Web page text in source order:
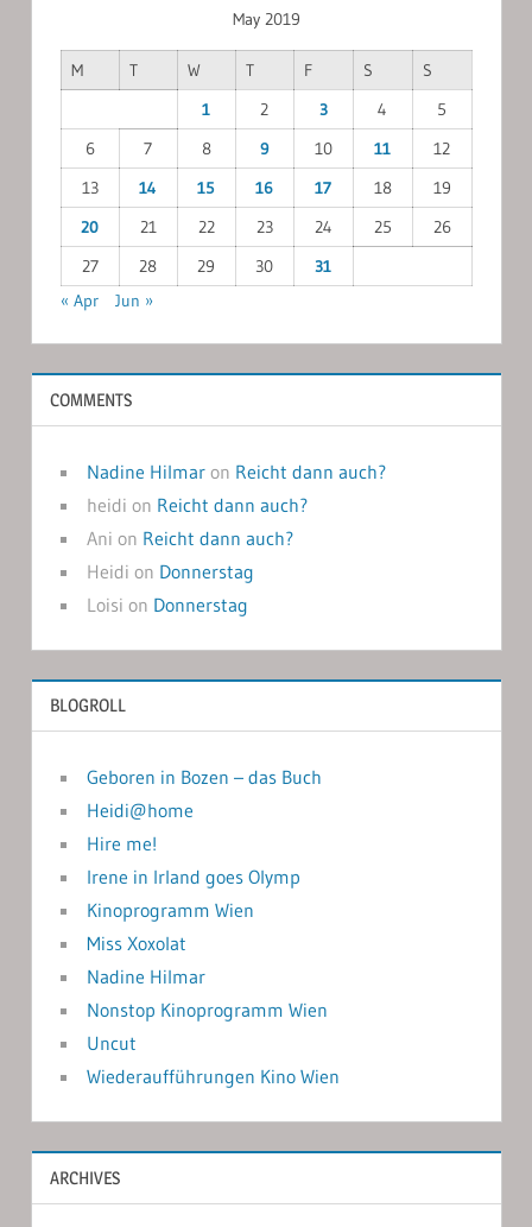
May 2019
M T W T F S
S
1
2 3 4
5
6
7 8 9 10 11
12
13
14 15 16 17 18
19
20
21 22 23 24 25
26
27
28 29 30
31
« Apr
Jun »
COMMENTS
Nadine Hilmaron Reicht dann auch?
heidi on Reicht dann auch?
Ani on Reicht dann auch?
Heidi on Donnerstag
Loisi on Donnerstag
BLOGROLL
Geboren in Bozen – das Buch
Heidi@home
Hire me!
Irene in Irland goes Olymp
Kinoprogramm Wien
Miss Xoxolat
Nadine Hilmar
Nonstop Kinoprogramm Wien
Uncut
Wiederaufführungen Kino Wien
ARCHIVES